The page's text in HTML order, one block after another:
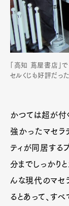
「高知 蔦屋書店」
セルくじも好評だった
かつては超が付
強かったマセラ
ティが同居する
分までしっかり
んな現代のマセ
るとあって、す